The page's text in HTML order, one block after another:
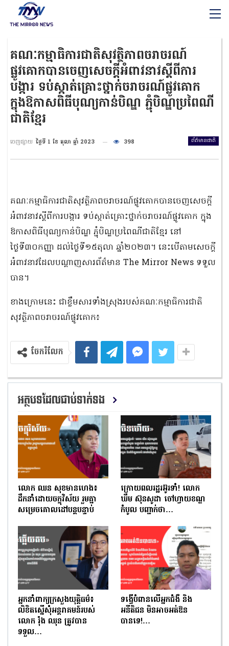
គណៈកម្មាធិការជាតិសុវត្ថិភាពចរាចរណ៍
ផ្លូវគោកបានចេញសេចក្តីអំពាវនាវស្តីពីការ
បង្ការ ទប់ស្កាត់គ្រោះថ្នាក់ចរាចរណ៍ផ្លូវគោក
ក្នុងឱកាសពិធីបុណ្យកាន់បិណ្ឌ ភ្ជុំបិណ្ឌប្រពៃណី
ជាតិខ្មែរ
ព័ត៌មានជាតិ
ចេញផ្សាយ ថ្ងៃទី 1 ខែ តុលា ឆ្នាំ 2023 398
គណៈកម្មាធិការជាតិសុវត្ថិភាពចរាចរណ៍ផ្លូវគោកបានចេញសេចក្តី
អំពាវនាវស្តីពីការបង្ការ ទប់ស្កាត់គ្រោះថ្នាក់ចរាចរណ៍ផ្លូវគោក ក្នុង
ឱកាសពិធីបុណ្យកាន់បិណ្ឌ ភ្ជុំបិណ្ឌប្រពៃណីជាតិខ្មែរ ​នៅ
ថ្ងៃទី៣០កញ្ញា ដល់ថ្ងៃទី១៥តុលា ឆ្នាំ២០២៣។ នេះបើតាមសេចក្តី
អំពាវនាវដែលបណ្ដាញសារព័ត៌មាន The Mirror News ទទួល
បាន។
ខាងក្រោមនេះ ជាខ្លឹមសារទាំងស្រុងរបស់គណៈកម្មាធិការជាតិ
សុវត្ថិភាពចរាចរណ៍ផ្លូវគោក៖
ចែករំលែក
អត្ថបទដែលជាប់ទាក់ទង
លោក ឈន សុខមានហេង៖
ដឹកនាំដោយចក្ខុវិស័យ រួមគ្នា
សម្រេចគោលដៅបន្តបន្ទាប់
ក្រោយពលរដ្ឋរអ៊ូរទាំ! លោក
ឃឹម ស៊ុនសូដា ចៅហ្វាយខណ្ឌ
កំបូល បញ្ជាក់ថា…
អ្នកនាំពាក្យក្រសួងយុត្តិធម៌៖
លិខិតស្នើសុំអន្តរាគមន៍របស់
លោក រ៉ុង ឈុន ត្រូវបាន
ទទួល…
ទង្វើបំពានលើអ្នកជំងឺ និង
អនីតិជន មិនអាចអត់ឱន
បានទេ!…